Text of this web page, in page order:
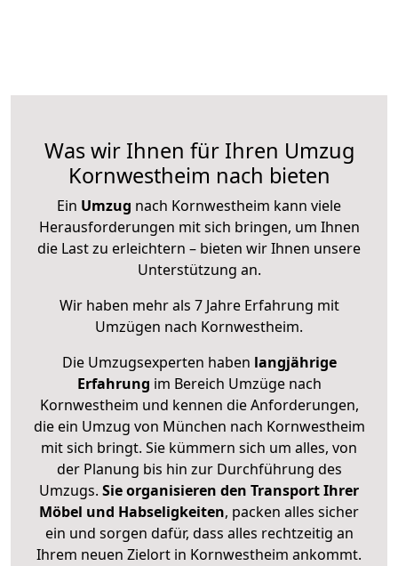
Was wir Ihnen für Ihren Umzug
Kornwestheim nach bieten
Ein Umzug nach Kornwestheim kann viele
Herausforderungen mit sich bringen, um Ihnen
die Last zu erleichtern – bieten wir Ihnen unsere
Unterstützung an.
Wir haben mehr als 7 Jahre Erfahrung mit
Umzügen nach Kornwestheim.
Die Umzugsexperten haben langjährige
Erfahrung im Bereich Umzüge nach
Kornwestheim und kennen die Anforderungen,
die ein Umzug von München nach Kornwestheim
mit sich bringt. Sie kümmern sich um alles, von
der Planung bis hin zur Durchführung des
Umzugs. Sie organisieren den Transport Ihrer
Möbel und Habseligkeiten, packen alles sicher
ein und sorgen dafür, dass alles rechtzeitig an
Ihrem neuen Zielort in Kornwestheim ankommt.